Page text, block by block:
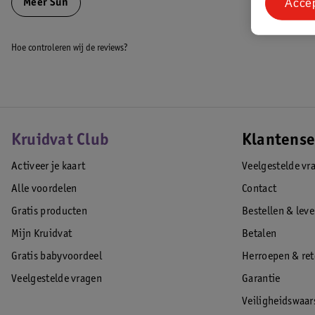
te ontwikkelen en tegelijkertijd de invloed op het milieu te
balans te vinden tussen reinigingskracht en de impact op het milieu.
Meer Sun
Hoe controleren wij de reviews?
Kruidvat Club
Activeer je kaart
Alle voordelen
Gratis producten
Mijn Kruidvat
Gratis babyvoordeel
Veelgestelde vragen
Veelgestelde
Contact
Bestellen &
Betalen
Herroepen &
Garantie